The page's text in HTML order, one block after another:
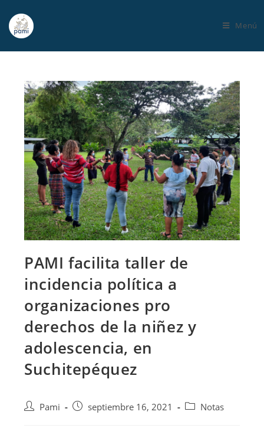
Menú
PAMI facilita taller de
incidencia política a
organizaciones pro
derechos de la niñez y
adolescencia, en
Suchitepéquez
Pami septiembre 16, 2021 Notas